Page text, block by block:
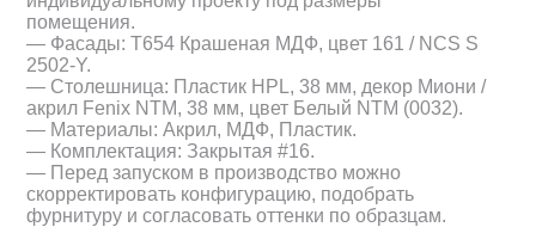
помещения.
— Фасады: Т654 Крашеная МДФ, цвет 161 / NCS S
2502-Y.
— Столешница: Пластик HPL, 38 мм, декор Миони /
акрил Fenix NTM, 38 мм, цвет Белый NTM (0032).
— Материалы: Акрил, МДФ, Пластик.
— Комплектация: Закрытая #16.
— Перед запуском в производство можно
скорректировать конфигурацию, подобрать
фурнитуру и согласовать оттенки по образцам.